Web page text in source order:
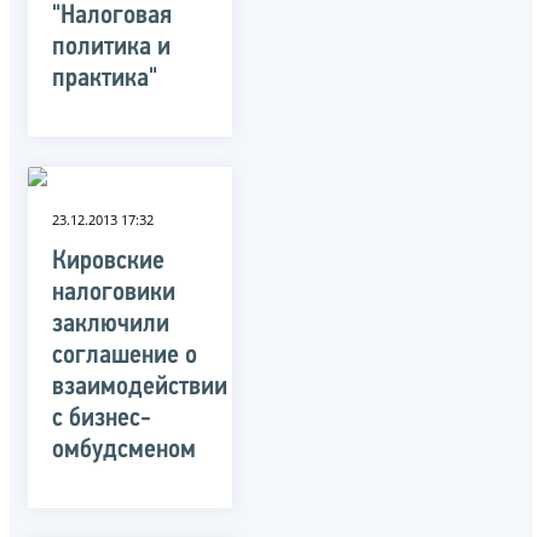
"Налоговая
политика и
практика"
23.12.2013 17:32
Кировские
налоговики
заключили
соглашение о
взаимодействии
с бизнес-
омбудсменом